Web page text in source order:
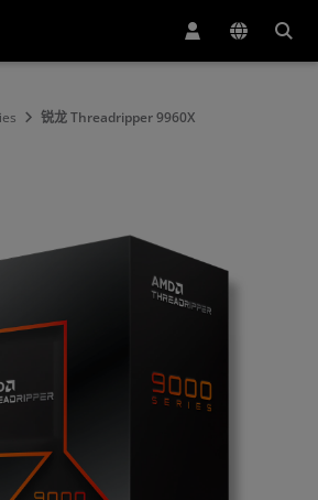
锐龙 Threadripper 9960X